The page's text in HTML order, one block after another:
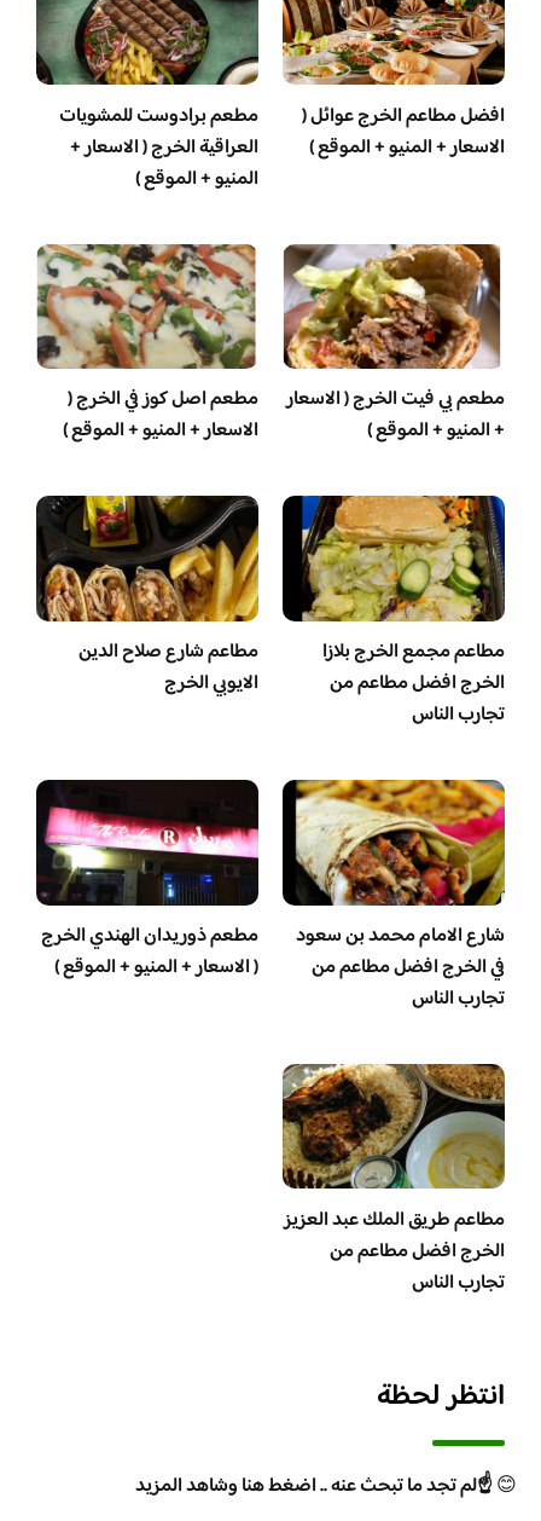
افضل مطاعم الخرج عوائل (
الاسعار + المنيو + الموقع )
مطعم برادوست للمشويات
العراقية الخرج ( الاسعار +
المنيو + الموقع )
مطعم بي فيت الخرج ( الاسعار
+ المنيو + الموقع )
مطعم اصل كوز في الخرج (
الاسعار + المنيو + الموقع )
مطاعم مجمع الخرج بلازا
الخرج افضل مطاعم من
تجارب الناس
مطاعم شارع صلاح الدين
الايوبي الخرج
شارع الامام محمد بن سعود
في الخرج افضل مطاعم من
تجارب الناس
مطعم ذوريدان الهندي الخرج
( الاسعار + المنيو + الموقع )
مطاعم طريق الملك عبد العزيز
الخرج افضل مطاعم من
تجارب الناس
انتظر لحظة
😊☝️لم تجد ما تبحث عنه .. اضغط هنا وشاهد المزيد